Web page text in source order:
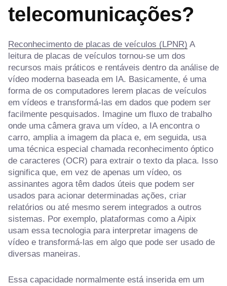
telecomunicações?
Reconhecimento de placas de veículos (LPNR) A
leitura de placas de veículos tornou-se um dos
recursos mais práticos e rentáveis dentro da análise de
vídeo moderna baseada em IA. Basicamente, é uma
forma de os computadores lerem placas de veículos
em vídeos e transformá-las em dados que podem ser
facilmente pesquisados. Imagine um fluxo de trabalho
onde uma câmera grava um vídeo, a IA encontra o
carro, amplia a imagem da placa e, em seguida, usa
uma técnica especial chamada reconhecimento óptico
de caracteres (OCR) para extrair o texto da placa. Isso
significa que, em vez de apenas um vídeo, os
assinantes agora têm dados úteis que podem ser
usados para acionar determinadas ações, criar
relatórios ou até mesmo serem integrados a outros
sistemas. Por exemplo, plataformas como a Aipix
usam essa tecnologia para interpretar imagens de
vídeo e transformá-las em algo que pode ser usado de
diversas maneiras.
Essa capacidade normalmente está inserida em um